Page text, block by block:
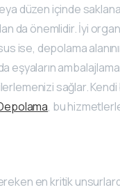
düzen içinde
da önemlidir. İyi
ise, depolama
eşyaların
sağlar. Kendi
, bu
en kritik